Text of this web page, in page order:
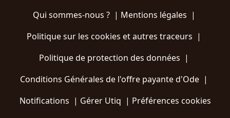
Qui sommes-nous ?| Mentions légales |
Politique sur les cookies et autres traceurs |
Politique de protection des données |
Conditions Générales de l'offre payante d'Ode |
Notifications | Gérer Utiq | Préférences cookies